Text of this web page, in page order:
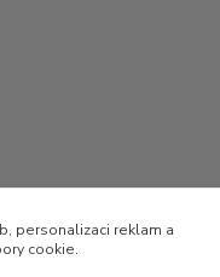
personalizaci reklam a
cookie.